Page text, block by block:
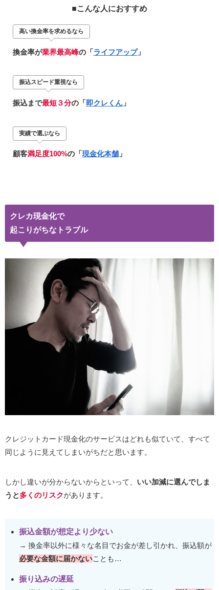
■こんな人におすすめ
高い換金率を求めるなら
換金率が業界最高峰の「ライフアップ」
振込スピード重視なら
振込まで最短３分の「即クレくん 」
実績で選ぶなら
顧客満足度100%の「現金化本舗 」
クレカ現金化で
起こりがちなトラブル
クレジットカード現金化のサービスはどれも似ていて、すべて
同じように見えてしまいがちだと思います。
しかし違いが分からないからといって、 いい加減に選んでしま
うと多くのリスクがあります。
振込金額が想定より少ない
→ 換金率以外に様々な名目でお金が差し引かれ、振込額が
必要な金額に届かないことも…
振り込みの遅延